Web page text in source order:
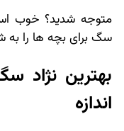
متوجه شدید؟ خوب
سگ برای بچه ها را به
بهترین نژاد
اندازه